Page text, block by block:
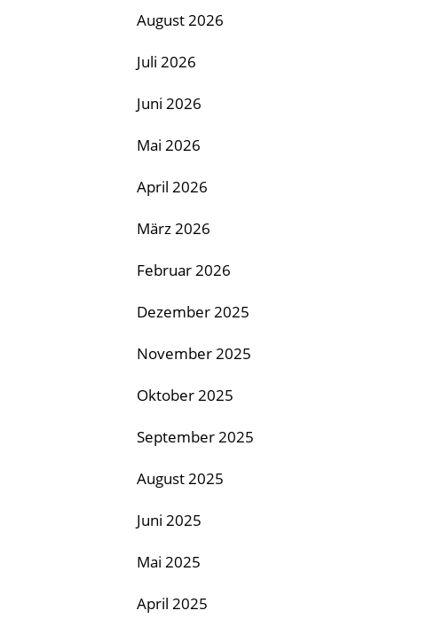
August 2026
Juli 2026
Juni 2026
Mai 2026
April 2026
März 2026
Februar 2026
Dezember 2025
November 2025
Oktober 2025
September 2025
August 2025
Juni 2025
Mai 2025
April 2025